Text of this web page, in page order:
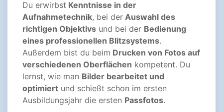
Du erwirbst Kenntnisse in der
Aufnahmetechnik, bei der Auswahl des
richtigen Objektivs und bei der Bedienung
eines professionellen Blitzsystems.
Außerdem bist du beim Drucken von Fotos auf
verschiedenen Oberflächen kompetent. Du
lernst, wie man Bilder bearbeitet und
optimiert und schießt schon im ersten
Ausbildungsjahr die ersten Passfotos.